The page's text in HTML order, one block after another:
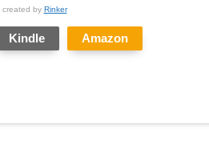
created by Rinker
Kindle Amazon